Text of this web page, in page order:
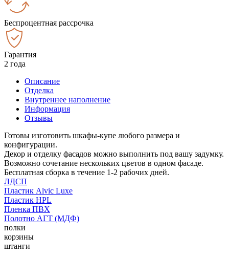
Беспроцентная рассрочка
Гарантия
2 года
Описание
Отделка
Внутреннее наполнение
Информация
Отзывы
Готовы изготовить шкафы-купе любого размера и
конфигурации.
Декор и отделку фасадов можно выполнить под вашу задумку.
Возможно сочетание нескольких цветов в одном фасаде.
Бесплатная сборка в течение 1-2 рабочих дней.
ЛДСП
Пластик Alvic Luxe
Пластик HPL
Пленка ПВХ
Полотно АГТ (МДФ)
полки
корзины
штанги